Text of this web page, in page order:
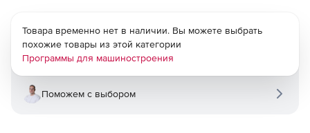
Товара временно нет в наличии. Вы можете выбрать
похожие товары из этой категории
Программы для машиностроения
Поможем с выбором